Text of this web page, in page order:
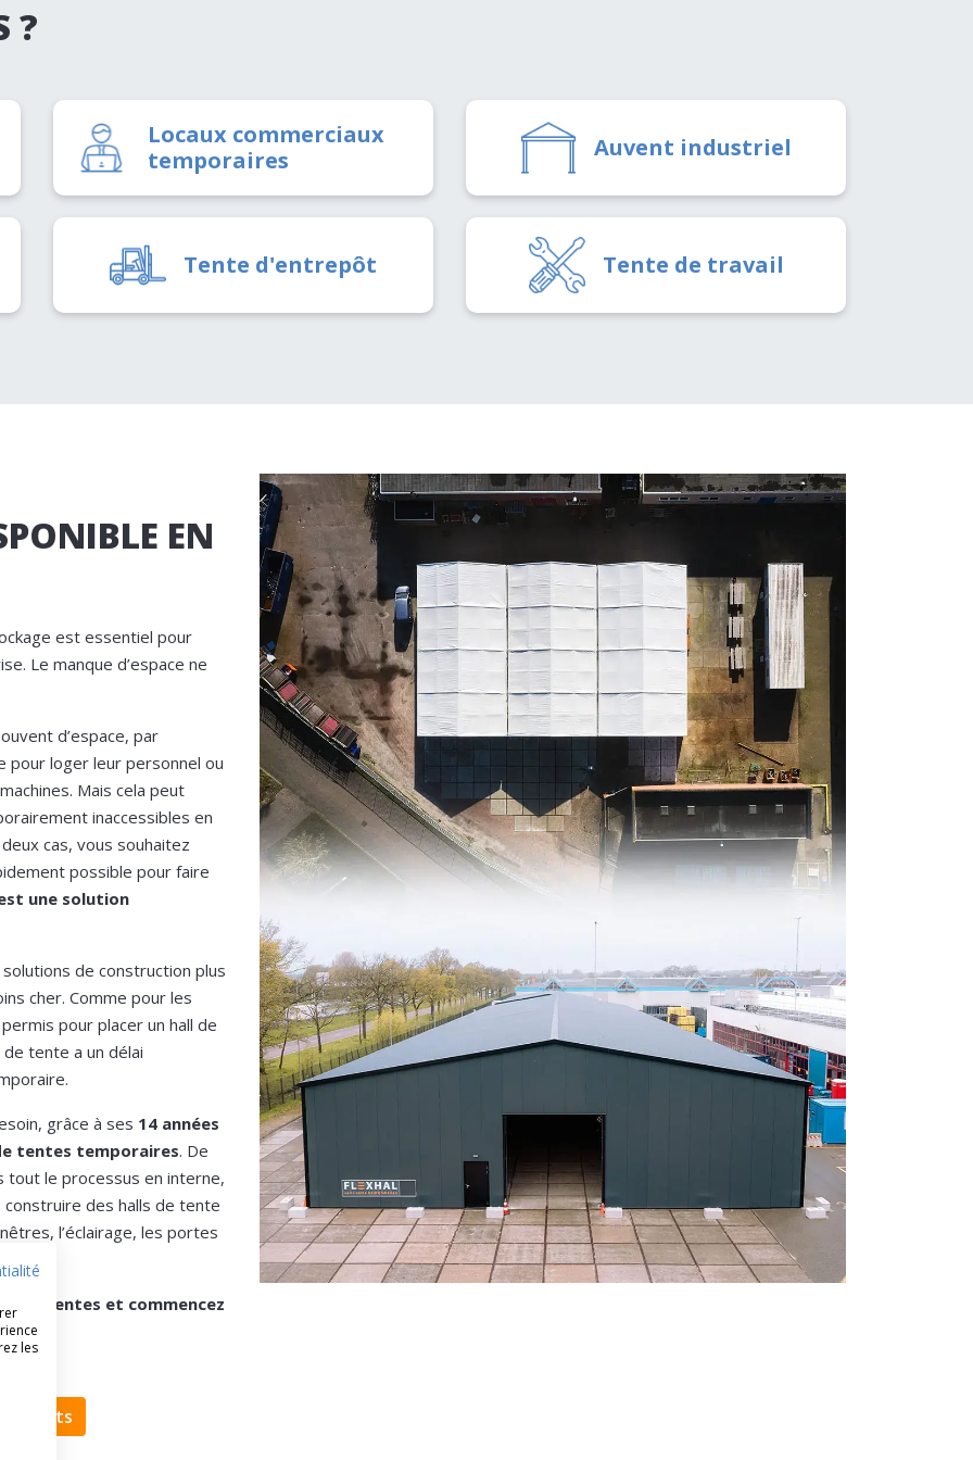
?
Locaux commerciaux
temporaires
Auvent industriel
Tente d'entrepôt Tente de travail
EN
est essentiel pour
Le manque d’espace ne
d’espace, par
pour loger leur personnel ou
Mais cela peut
inaccessibles en
cas, vous souhaitez
possible pour faire
une solution
de construction plus
cher. Comme pour les
pour placer un hall de
tente a un délai
grâce à ses 14 années
tentes temporaires. De
tout le processus en interne,
construire des halls de tente
l’éclairage, les portes
de tentes et commencez
les